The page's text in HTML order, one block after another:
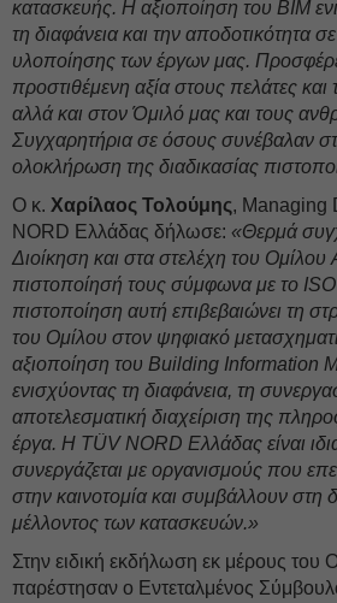
κατασκευής. Η αξιοποίηση του BIM
τη διαφάνεια και την αποδοτικότητα
υλοποίησης των έργων μας.
προστιθέμενη αξία στους πελάτες
αλλά και στον Όμιλό μας και τους
Συγχαρητήρια σε όσους συνέβαλαν
ολοκλήρωση της διαδικασίας
Ο κ. Χαρίλαος Τολούμης, Managing
NORD Ελλάδας δήλωσε: «Θερμά
Διοίκηση και στα στελέχη του Ομίλου
πιστοποίησή τους σύμφωνα με το
πιστοποίηση αυτή επιβεβαιώνει τη
του Ομίλου στον ψηφιακό
αξιοποίηση του Building Information
ενισχύοντας τη διαφάνεια, τη
αποτελεσματική διαχείριση της
έργα. Η TÜV NORD Ελλάδας είναι
συνεργάζεται με οργανισμούς που
στην καινοτομία και συμβάλλουν στη
μέλλοντος των κατασκευών.»
Στην ειδική εκδήλωση εκ μέρους του
παρέστησαν ο Εντεταλμένος